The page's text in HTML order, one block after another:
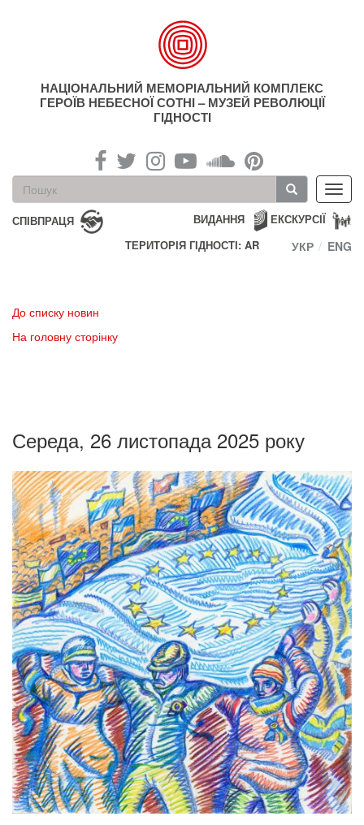
НАЦІОНАЛЬНИЙ МЕМОРІАЛЬНИЙ КОМПЛЕКС
ГЕРОЇВ НЕБЕСНОЇ СОТНІ – МУЗЕЙ РЕВОЛЮЦІЇ
ГІДНОСТІ
Пошукова
форма
Пошук
СПІВПРАЦЯ ЕКСКУРСІЇ
ВИДАННЯ
ТЕРИТОРІЯ ГІДНОСТІ: AR
УКР ENG
До списку новин
На головну сторінку
Середа, 26 листопада 2025 року